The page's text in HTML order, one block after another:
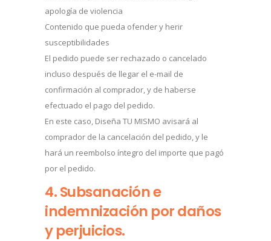
apología de violencia
Contenido que pueda ofender y herir
susceptibilidades
El pedido puede ser rechazado o cancelado
incluso después de llegar el e-mail de
confirmación al comprador, y de haberse
efectuado el pago del pedido.
En este caso, Diseña TU MISMO avisará al
comprador de la cancelación del pedido, y le
hará un reembolso íntegro del importe que pagó
por el pedido.
4. Subsanación e
indemnización por daños
y perjuicios.